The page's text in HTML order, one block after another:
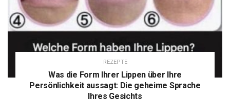
REZEPTE
Was die Form Ihrer Lippen über Ihre
Persönlichkeit aussagt: Die geheime Sprache
Ihres Gesichts